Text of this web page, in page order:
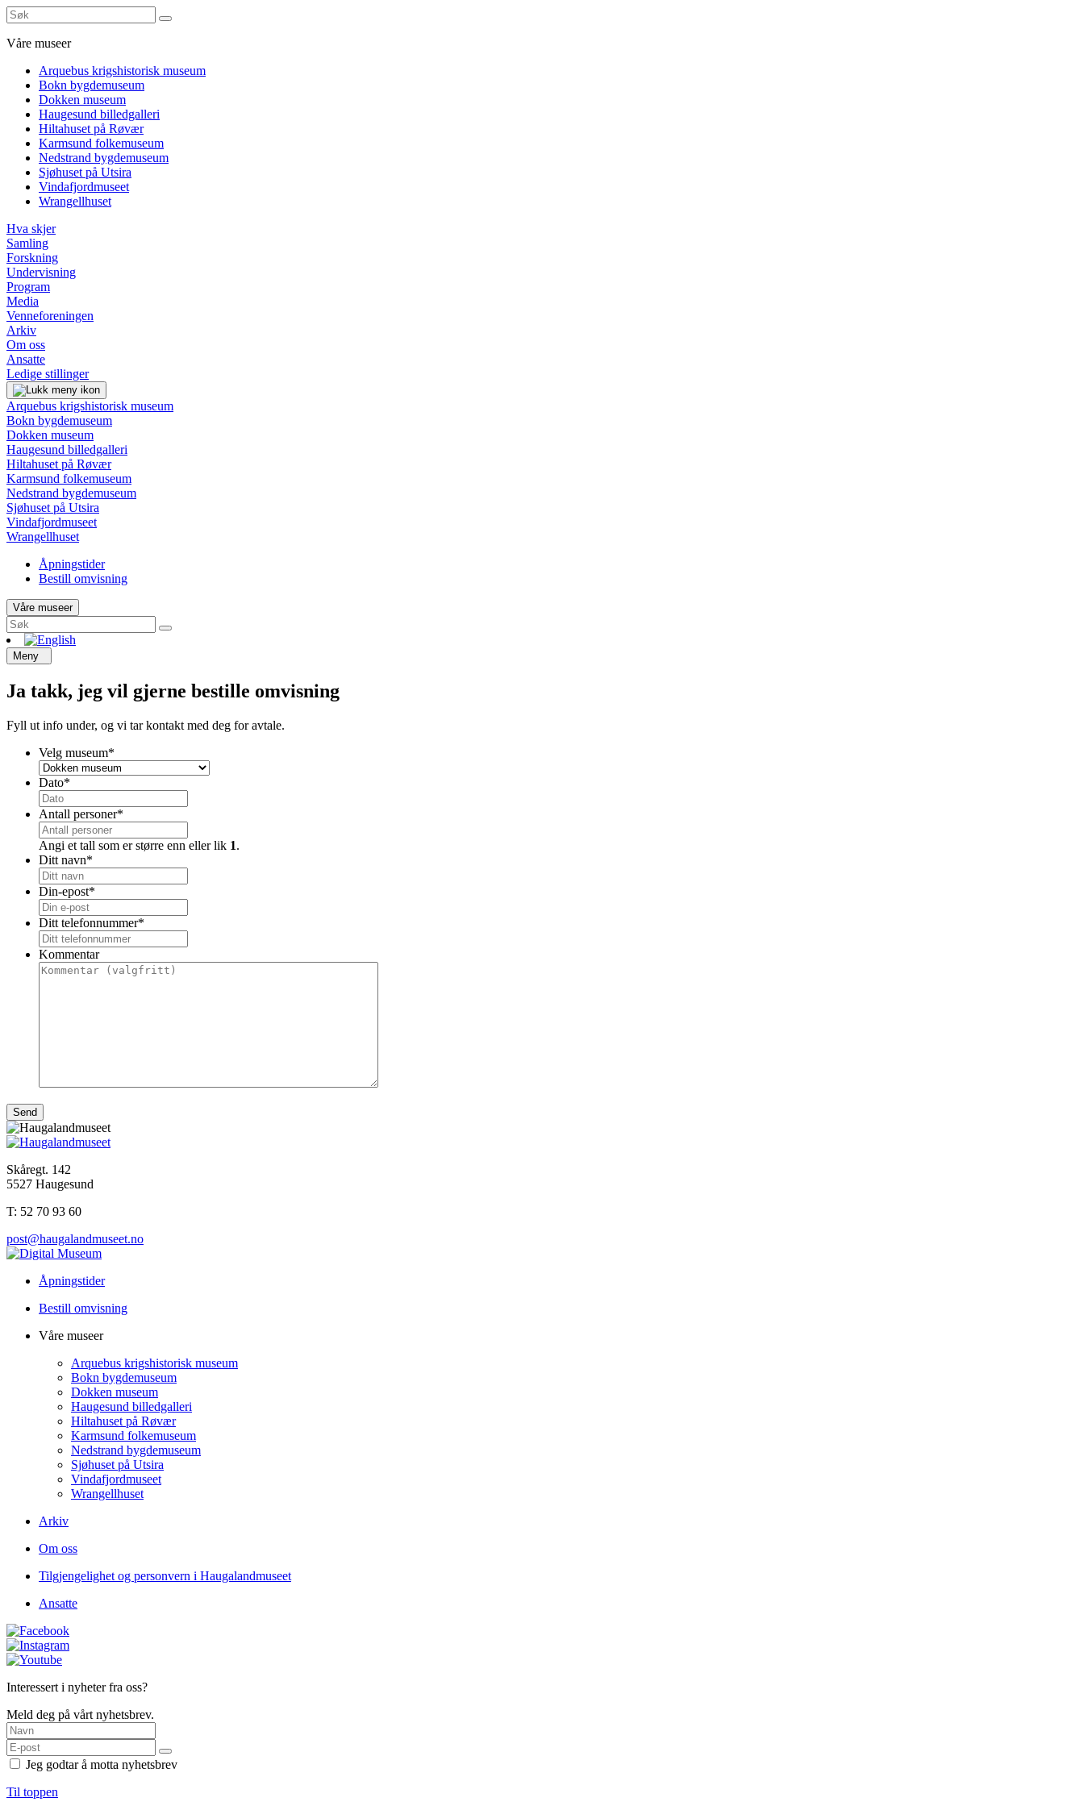
Våre museer
Arquebus krigshistorisk museum
Bokn bygdemuseum
Dokken museum
Haugesund billedgalleri
Hiltahuset på Røvær
Karmsund folkemuseum
Nedstrand bygdemuseum
Sjøhuset på Utsira
Vindafjordmuseet
Wrangellhuset
Hva skjer
Samling
Forskning
Undervisning
Program
Media
Venneforeningen
Arkiv
Om oss
Ansatte
Ledige stillinger
Arquebus krigshistorisk museum
Bokn bygdemuseum
Dokken museum
Haugesund billedgalleri
Hiltahuset på Røvær
Karmsund folkemuseum
Nedstrand bygdemuseum
Sjøhuset på Utsira
Vindafjordmuseet
Wrangellhuset
Åpningstider
Bestill omvisning
Våre museer
Meny
Ja takk, jeg vil gjerne bestille omvisning
Fyll ut info under, og vi tar kontakt med deg for avtale.
Velg museum*
Dato*
Antall personer*
Angi et tall som er større enn eller lik 1.
Ditt navn*
Din-epost*
Ditt telefonnummer*
Kommentar
Skåregt. 142
5527 Haugesund
T: 52 70 93 60
post@haugalandmuseet.no
Åpningstider
Bestill omvisning
Våre museer
Arquebus krigshistorisk museum
Bokn bygdemuseum
Dokken museum
Haugesund billedgalleri
Hiltahuset på Røvær
Karmsund folkemuseum
Nedstrand bygdemuseum
Sjøhuset på Utsira
Vindafjordmuseet
Wrangellhuset
Arkiv
Om oss
Tilgjengelighet og personvern i Haugalandmuseet
Ansatte
Interessert i nyheter fra oss?
Meld deg på vårt nyhetsbrev.
Jeg godtar å motta nyhetsbrev
Til toppen